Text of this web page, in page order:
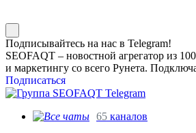
Подписывайтесь на нас в Telegram!
SEOFAQT – новостной агрегатор из
и маркетингу со всего Рунета.
Подписаться
65 каналов